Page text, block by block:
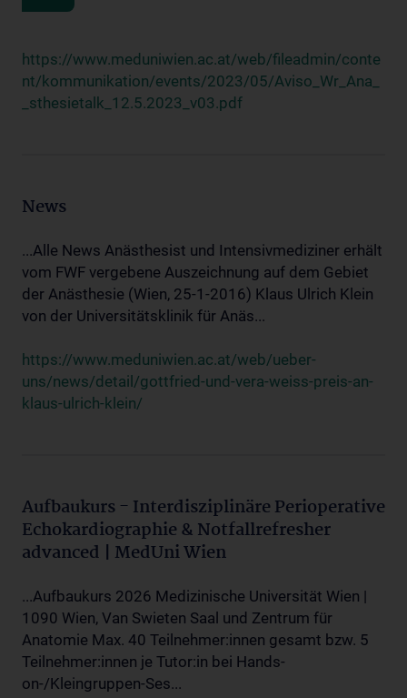
https://www.meduniwien.ac.at/web/fileadmin/conte
nt/kommunikation/events/2023/05/Aviso_Wr_Ana_
_sthesietalk_12.5.2023_v03.pdf
News
...Alle News Anästhesist und Intensivmediziner erhält
vom FWF vergebene Auszeichnung auf dem Gebiet
der Anästhesie (Wien, 25-1-2016) Klaus Ulrich Klein
von der Universitätsklinik für Anäs...
https://www.meduniwien.ac.at/web/ueber-
uns/news/detail/gottfried-und-vera-weiss-preis-an-
klaus-ulrich-klein/
Aufbaukurs - Interdisziplinäre Perioperative
Echokardiographie & Notfallrefresher
advanced | MedUni Wien
...Aufbaukurs 2026 Medizinische Universität Wien |
1090 Wien, Van Swieten Saal und Zentrum für
Anatomie Max. 40 Teilnehmer:innen gesamt bzw. 5
Teilnehmer:innen je Tutor:in bei Hands-
on-/Kleingruppen-Ses...